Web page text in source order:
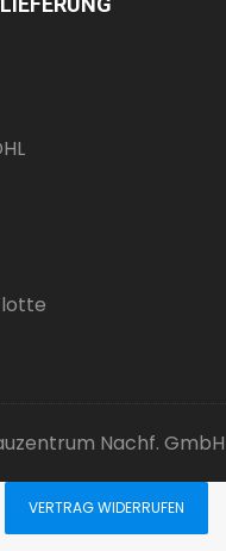
Nachf. GmbH
VERTRAG WIDERRUFEN